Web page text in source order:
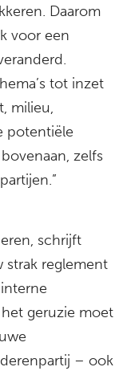
Daarom
voor een
tot inzet
milieu,
potentiële
zelfs
schrijft
strak reglement
geruzie moet
– ook